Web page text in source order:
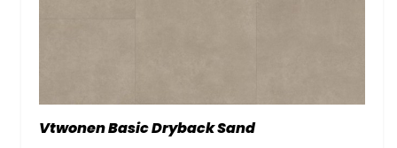
Vtwonen Basic Dryback Sand